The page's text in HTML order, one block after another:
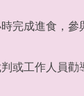
完成進食，
或工作人員